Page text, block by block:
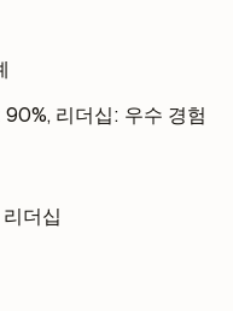
리더십: 우수 경험
더십